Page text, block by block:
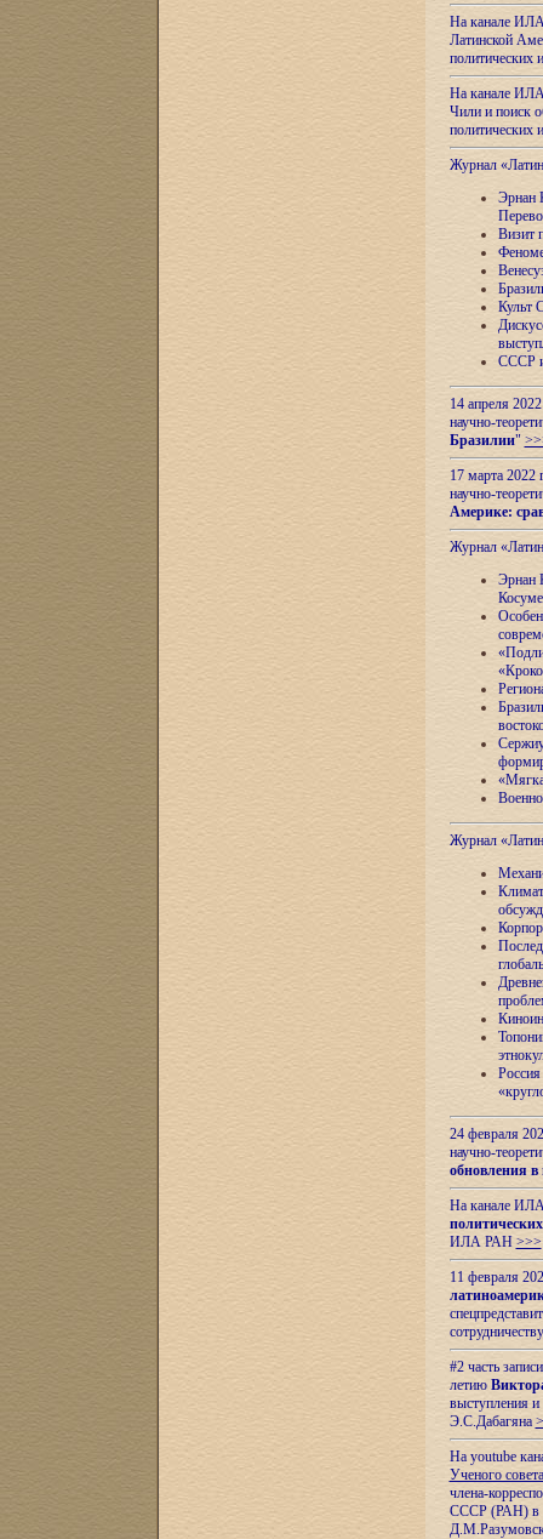
На канале
Латинской
На канале
Чили и поиск
Журнал
Эрнан
Визит
Культ
СССР и
14 апреля
научно-
Бразилии"
17 марта 2022
научно-
Америке:
Журнал
Эрнан
Журнал
24 февраля
научно-
обновления в
На канале
ИЛА РАН >>>
11 февраля
#2 часть
летию
выступления
Э.С.Дабагяна
На youtube
Ученого
члена-
СССР (РАН) в